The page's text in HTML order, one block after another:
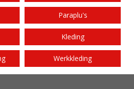
Paraplu's
Kleding
Werkkleding